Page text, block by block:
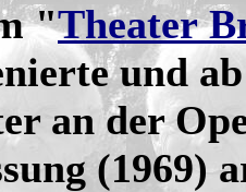
"Theater
und
an der
(1969)